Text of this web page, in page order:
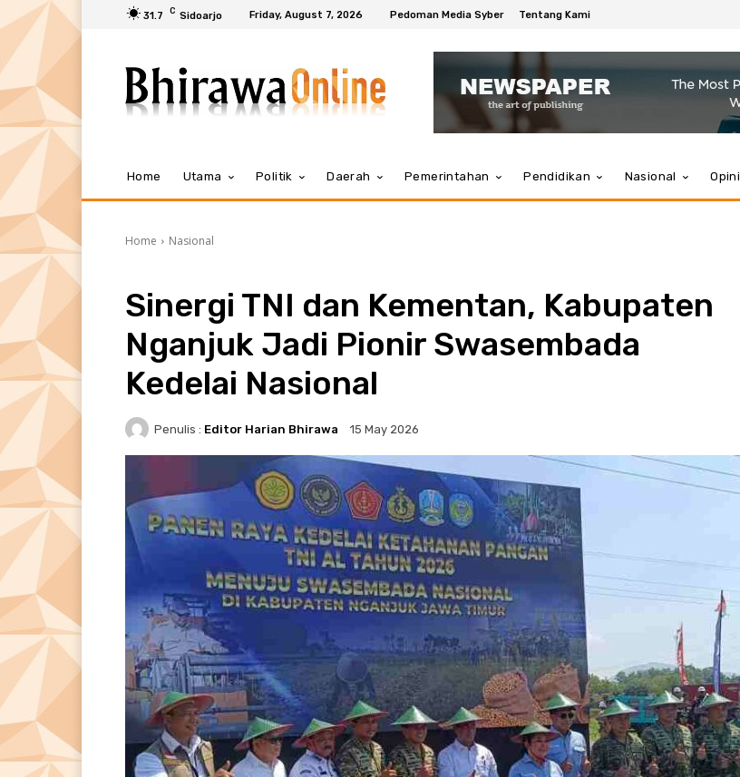
31.7 C Sidoarjo Friday, August 7, 2026 Pedoman Media Syber Tentang Kami
Home Utama Politik Daerah Pemerintahan Pendidikan Nasional Opini
Home Nasional
Sinergi TNI dan Kementan, Kabupaten
Nganjuk Jadi Pionir Swasembada
Kedelai Nasional​
Penulis : Editor Harian Bhirawa 15 May 2026